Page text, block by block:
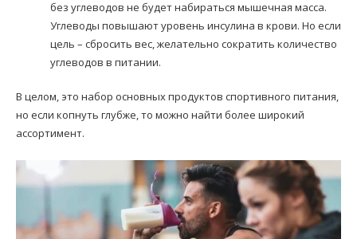
без углеводов не будет набираться мышечная масса.
Углеводы повышают уровень инсулина в крови. Но если
цель – сбросить вес, желательно сократить количество
углеводов в питании.
В целом, это набор основных продуктов спортивного питания,
но если копнуть глубже, то можно найти более широкий
ассортимент.